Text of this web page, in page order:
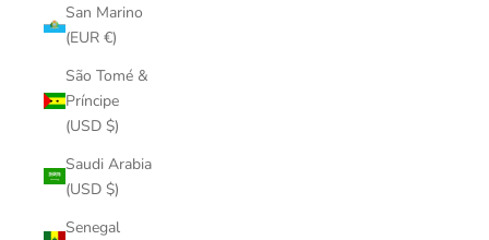
San Marino
(EUR €)
São Tomé &
Príncipe
(USD $)
Saudi Arabia
(USD $)
Senegal